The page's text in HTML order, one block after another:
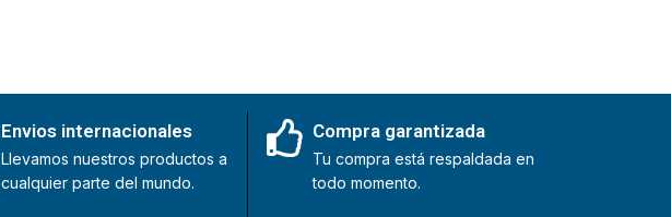
Envios internacionales
Llevamos nuestros productos a
cualquier parte del mundo.
Compra garantizada
Tu compra está respaldada en
todo momento.